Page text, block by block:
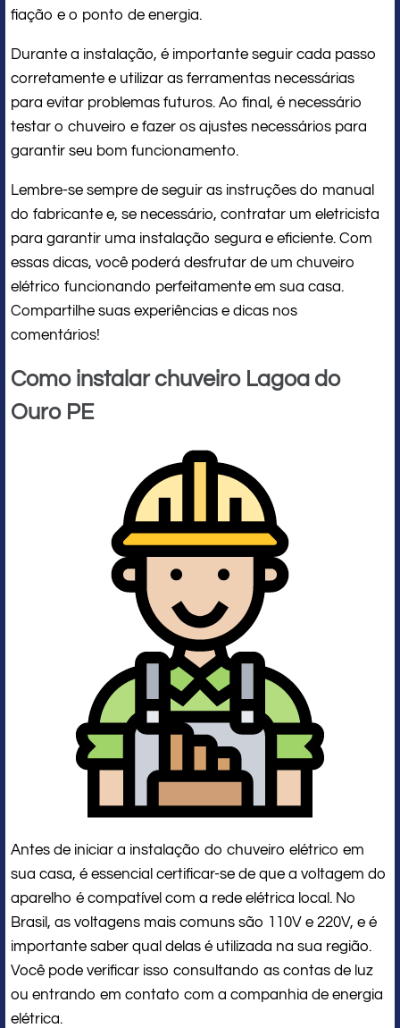
fiação e o ponto de energia.
Durante a instalação, é importante seguir cada passo
corretamente e utilizar as ferramentas necessárias
para evitar problemas futuros. Ao final, é necessário
testar o chuveiro e fazer os ajustes necessários para
garantir seu bom funcionamento.
Lembre-se sempre de seguir as instruções do manual
do fabricante e, se necessário, contratar um eletricista
para garantir uma instalação segura e eficiente. Com
essas dicas, você poderá desfrutar de um chuveiro
elétrico funcionando perfeitamente em sua casa.
Compartilhe suas experiências e dicas nos
comentários!
Como instalar chuveiro Lagoa do
Ouro PE
Antes de iniciar a instalação do chuveiro elétrico em
sua casa, é essencial certificar-se de que a voltagem do
aparelho é compatível com a rede elétrica local. No
Brasil, as voltagens mais comuns são 110V e 220V, e é
importante saber qual delas é utilizada na sua região.
Você pode verificar isso consultando as contas de luz
ou entrando em contato com a companhia de energia
elétrica.